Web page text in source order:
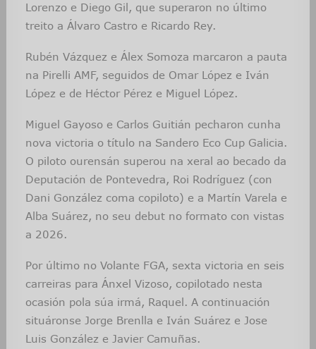
Lorenzo e Diego Gil, que superaron no último
treito a Álvaro Castro e Ricardo Rey.
Rubén Vázquez e Álex Somoza marcaron a pauta
na Pirelli AMF, seguidos de Omar López e Iván
López e de Héctor Pérez e Miguel López.
Miguel Gayoso e Carlos Guitián pecharon cunha
nova victoria o título na Sandero Eco Cup Galicia.
O piloto ourensán superou na xeral ao becado da
Deputación de Pontevedra, Roi Rodríguez (con
Dani González coma copiloto) e a Martín Varela e
Alba Suárez, no seu debut no formato con vistas
a 2026.
Por último no Volante FGA, sexta victoria en seis
carreiras para Ánxel Vizoso, copilotado nesta
ocasión pola súa irmá, Raquel. A continuación
situáronse Jorge Brenlla e Iván Suárez e Jose
Luis González e Javier Camuñas.